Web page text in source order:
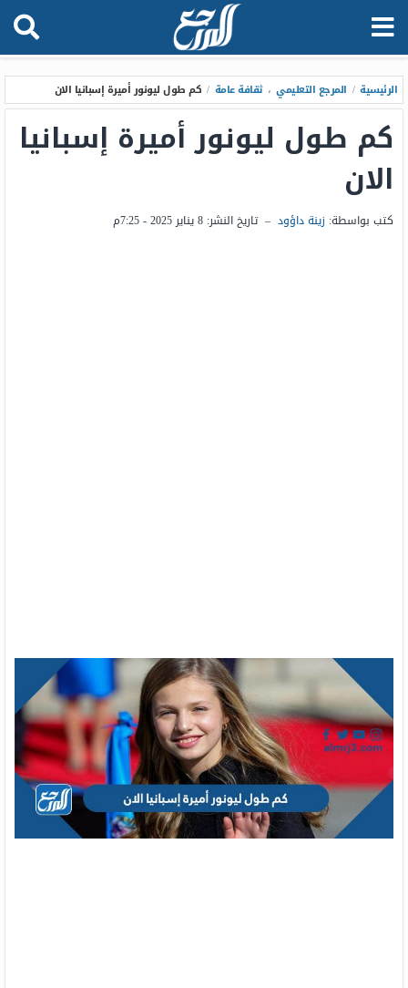
الرئيسية / المرجع التعليمي ، ثقافة عامة / كم طول ليونور أميرة إسبانيا الان
كم طول ليونور أميرة إسبانيا
الان
كتب بواسطة: زينة داؤود – تاريخ النشر: 8 يناير 2025 - 7:25م